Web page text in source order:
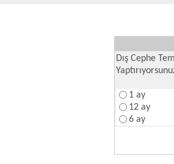
Dış Cephe
1 ay
12 ay
6 ay